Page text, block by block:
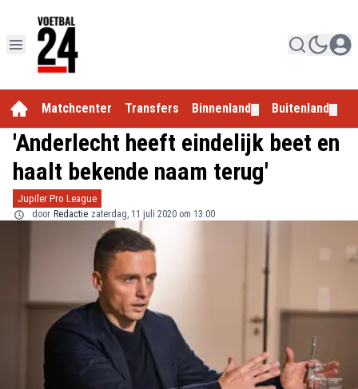
Matchcenter Transfers Binnenland Buitenland
'Anderlecht heeft eindelijk beet en
haalt bekende naam terug'
Jupiler Pro League
door Redactie zaterdag, 11 juli 2020 om 13:00